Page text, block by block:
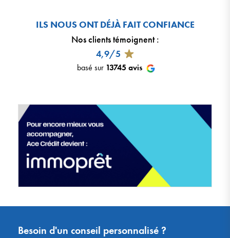
ILS NOUS ONT DÉJÀ FAIT CONFIANCE
Nos clients témoignent:
4,9/5
basé sur 13745 avis
Besoin d'un conseil personnalisé ?